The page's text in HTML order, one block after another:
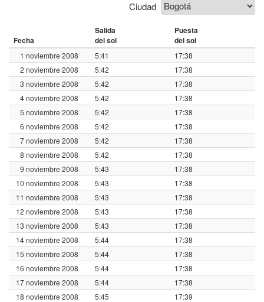
Ciudad
Fecha
Salida
del sol
Puesta
del sol
1 noviembre 2008 5:41
17:38
2 noviembre 2008
5:42
17:38
3 noviembre 2008
5:42
17:38
4 noviembre 2008
5:42
17:38
5 noviembre 2008
5:42
17:38
6 noviembre 2008
5:42
17:38
7 noviembre 2008
5:42
17:38
8 noviembre 2008
5:42
17:38
9 noviembre 2008
5:43
17:38
10 noviembre 2008
5:43
17:38
11 noviembre 2008
5:43
17:38
12 noviembre 2008
5:43
17:38
13 noviembre 2008
5:43
17:38
14 noviembre 2008
5:44
17:38
15 noviembre 2008
5:44
17:38
16 noviembre 2008
5:44
17:38
17 noviembre 2008
5:44
17:38
18 noviembre 2008
5:45
17:39